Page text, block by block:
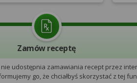
Zamów receptę
udostępnia zamawiania recept przez
go, że chciałbyś skorzystać z tej
narzędzi zewnętrznych w naszym